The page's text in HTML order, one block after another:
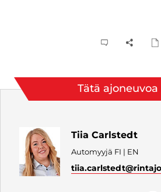
Tätä
Tiia Carlstedt
Automyyjä FI | EN
tiia.carlstedt